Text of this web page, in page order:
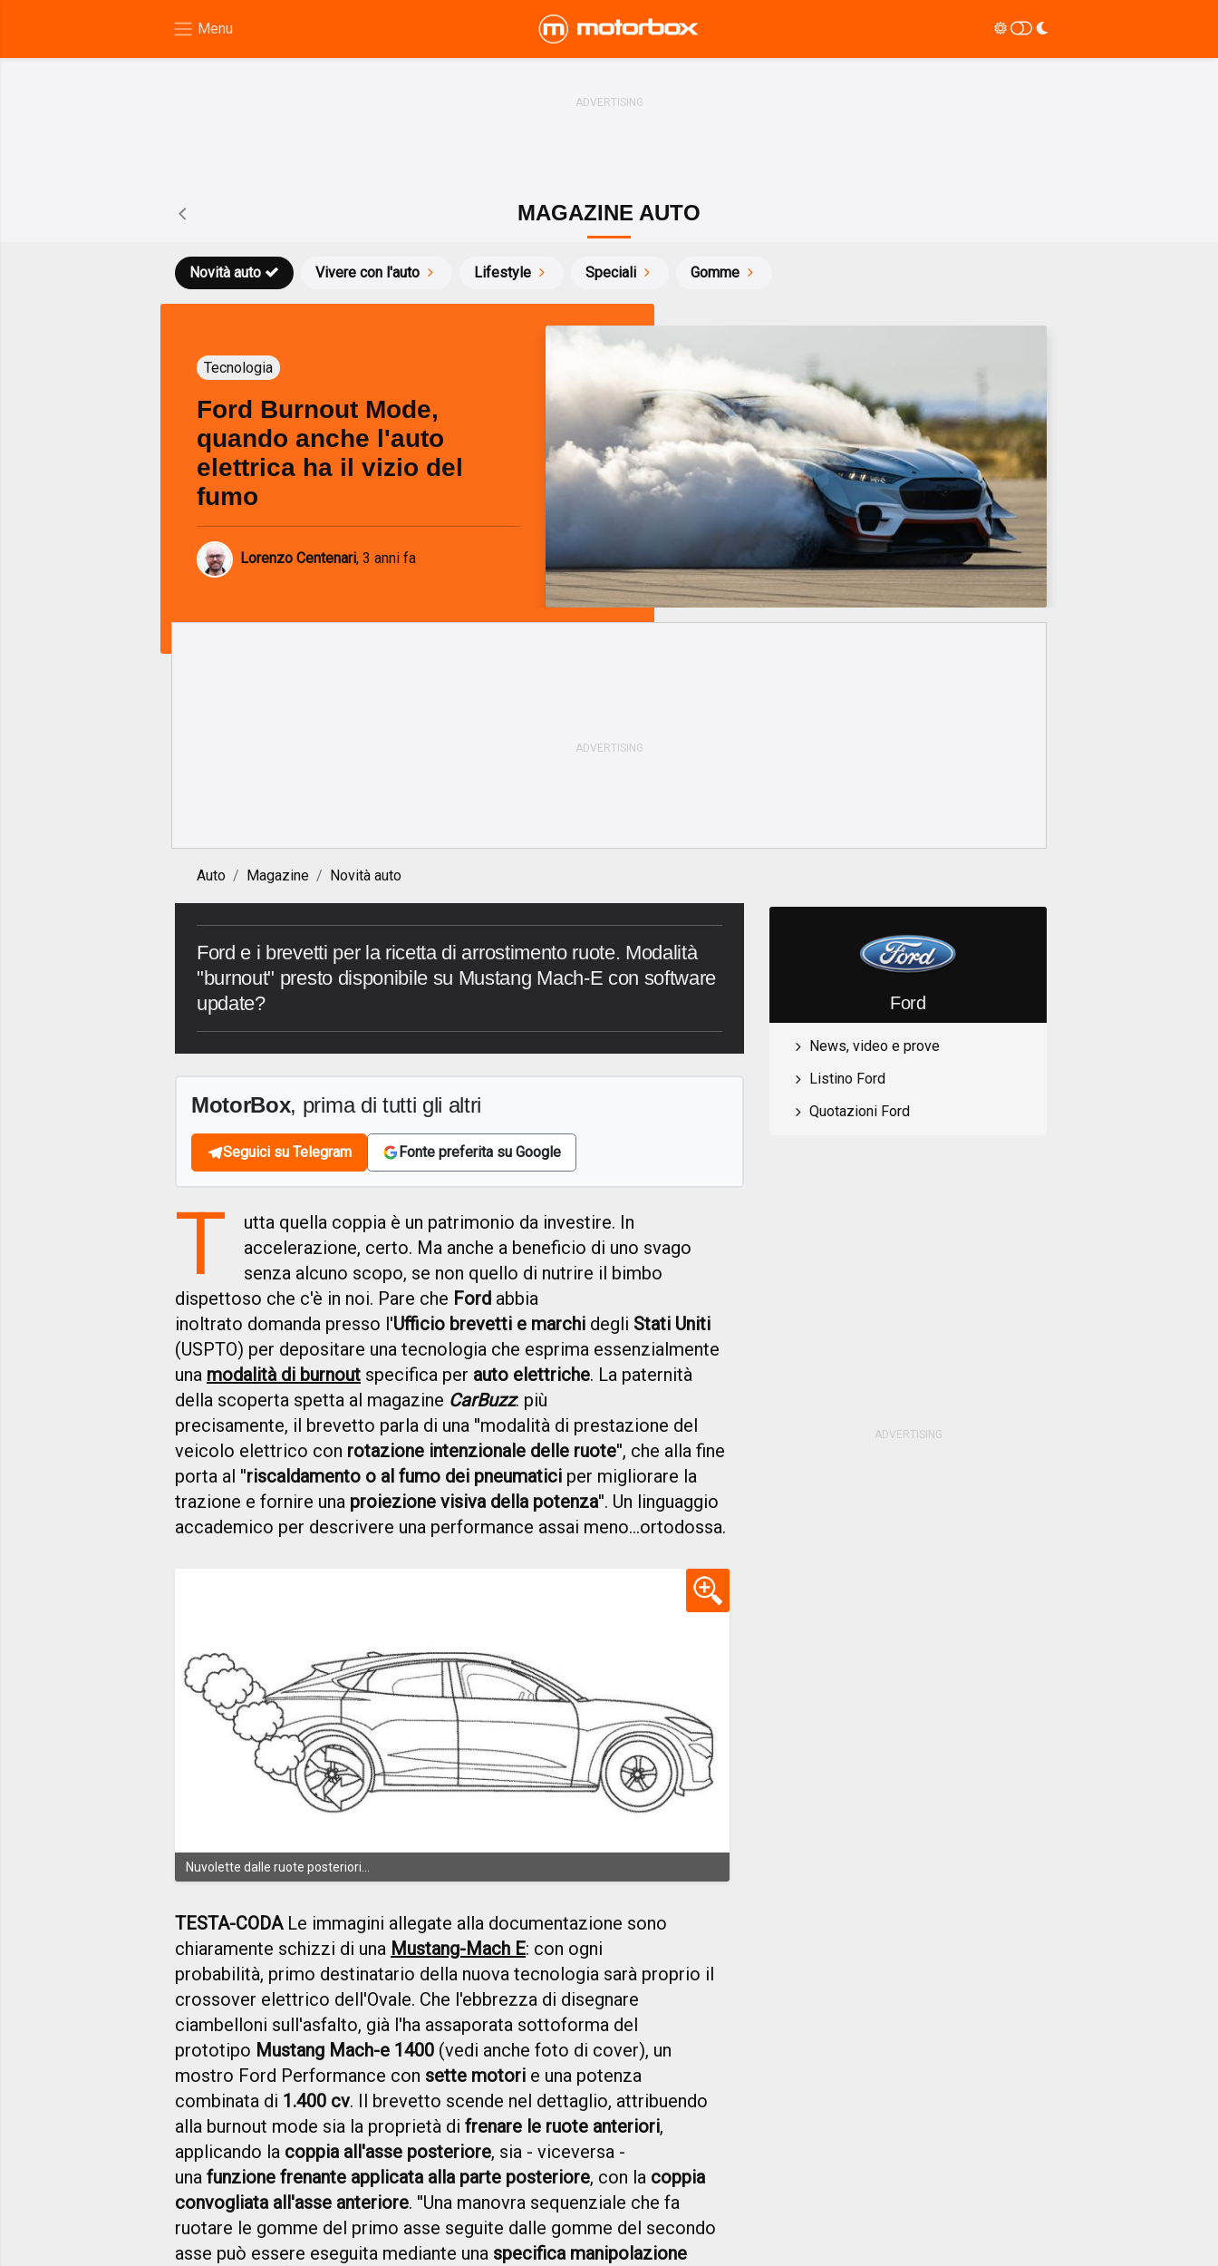
MAGAZINE AUTO
Novità auto Vivere con l'auto Lifestyle Speciali Gomme
Tecnologia
Ford Burnout Mode,
quando anche l'auto
elettrica ha il vizio del
fumo
Lorenzo Centenari, 3 anni fa
Auto Magazine Novità auto
Ford e i brevetti per la ricetta di arrostimento ruote. Modalità
"burnout" presto disponibile su Mustang Mach-E con software
update?
MotorBox, prima di tutti gli altri
Seguici su Telegram Fonte preferita su Google
T
utta quella coppia è un patrimonio da investire. In
accelerazione, certo. Ma anche a beneficio di uno svago
senza alcuno scopo, se non quello di nutrire il bimbo
dispettoso che c'è in noi. Pare che Ford abbia
inoltrato domanda presso l'Ufficio brevetti e marchi degli Stati Uniti
(USPTO) per depositare una tecnologia che esprima essenzialmente
una modalità di burnout specifica per auto elettriche. La paternità
della scoperta spetta al magazine CarBuzz: più
precisamente, il brevetto parla di una ''modalità di prestazione del
veicolo elettrico con rotazione intenzionale delle ruote'', che alla fine
porta al ''riscaldamento o al fumo dei pneumatici per migliorare la
trazione e fornire una proiezione visiva della potenza''. Un linguaggio
accademico per descrivere una performance assai meno...ortodossa.
Nuvolette dalle ruote posteriori...
TESTA-CODALe immagini allegate alla documentazione sono
chiaramente schizzi di una Mustang-Mach E: con ogni
probabilità, primo destinatario della nuova tecnologia sarà proprio il
crossover elettrico dell'Ovale. Che l'ebbrezza di disegnare
ciambelloni sull'asfalto, già l'ha assaporata sottoforma del
prototipo Mustang Mach-e 1400 (vedi anche foto di cover), un
mostro Ford Performance con sette motori e una potenza
combinata di 1.400 cv. Il brevetto scende nel dettaglio, attribuendo
alla burnout mode sia la proprietà di frenare le ruote anteriori,
applicando la coppia all'asse posteriore, sia - viceversa -
una funzione frenante applicata alla parte posteriore, con la coppia
convogliata all'asse anteriore. ''Una manovra sequenziale che fa
ruotare le gomme del primo asse seguite dalle gomme del secondo
asse può essere eseguita mediante una specifica manipolazione
Ford
News, video e prove
Listino Ford
Quotazioni Ford